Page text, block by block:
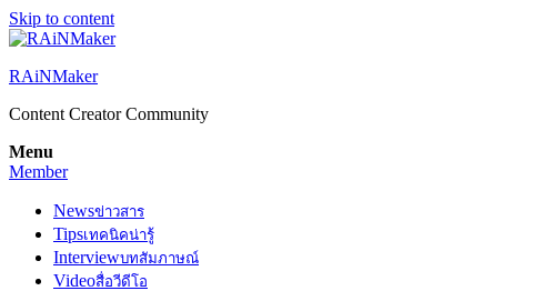
Skip to content
RAiNMaker
Content Creator Community
Menu
Member
Newsข่าวสาร
Tipsเทคนิคน่ารู้
Interviewบทสัมภาษณ์
Videoสื่อวีดีโอ